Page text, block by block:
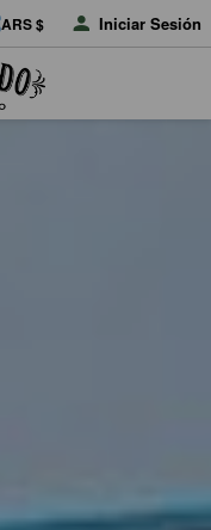
ARS $ Iniciar Sesión